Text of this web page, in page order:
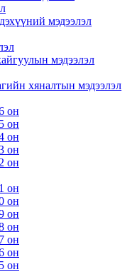
мэдээлэл
мэдээлэл
хяналтын мэдээлэл
он
он
он
он
он
он
он
он
он
он
он
он